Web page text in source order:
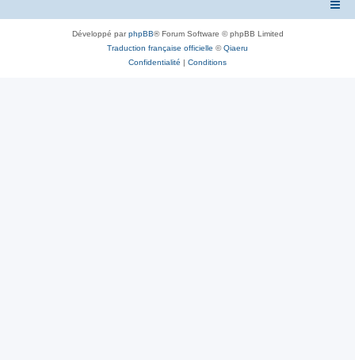
Développé parphpBB® Forum Software © phpBB Limited
Traduction française officielle ©Qiaeru
Confidentialité | Conditions